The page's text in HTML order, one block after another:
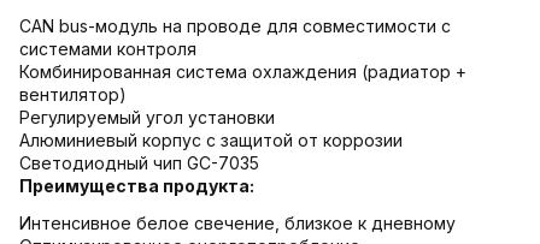
CAN bus-модуль на проводе для совместимости с
системами контроля
Комбинированная система охлаждения (радиатор +
вентилятор)
Регулируемый угол установки
Алюминиевый корпус с защитой от коррозии
Светодиодный чип GC-7035
Преимущества продукта:
Интенсивное белое свечение, близкое к дневному